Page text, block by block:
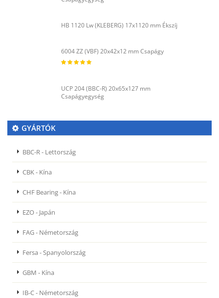
HB 1120 Lw (KLEBERG) 17x1120 mm Ékszíj
6004 ZZ (VBF) 20x42x12 mm Csapágy
UCP 204 (BBC-R) 20x65x127 mm
Csapágyegység
GYÁRTÓK
BBC-R - Lettország
CBK - Kína
CHF Bearing - Kína
EZO - Japán
FAG - Németország
Fersa - Spanyolország
GBM - Kína
IB-C - Németország